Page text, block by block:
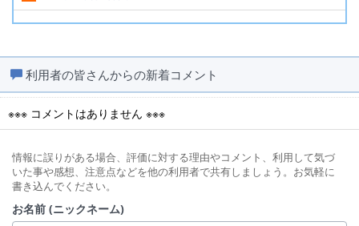
利用者の皆さんからの新着コメント
※※※ コメントはありません ※※※
情報に誤りがある場合、評価に対する理由やコメント、利用して気づ
いた事や感想、注意点などを他の利用者で共有しましょう。お気軽に
書き込んでください。
お名前 (ニックネーム)